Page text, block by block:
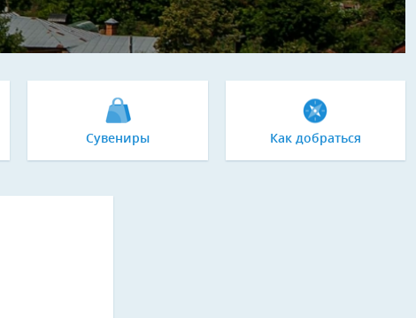
Сувениры Как добраться